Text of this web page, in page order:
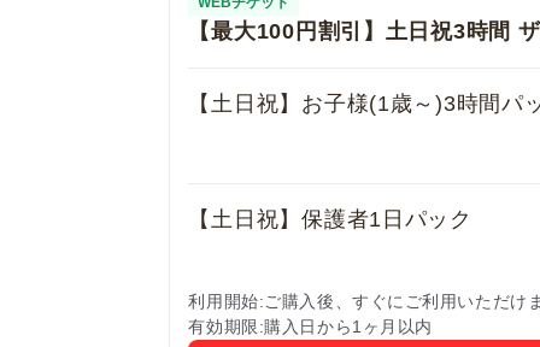
【最大100円割引】土日祝3時間
【土日祝】お子様(1歳～)3時間パ
【土日祝】保護者1日パック
利用開始 ご購入後、すぐにご利用いただけ
有効期限 購入日から1ヶ月以内